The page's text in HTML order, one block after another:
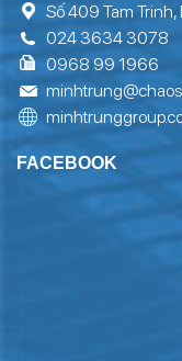
Số 409 Tam Trinh,
024 3634 3078
0968 99 1966
FACEBOOK